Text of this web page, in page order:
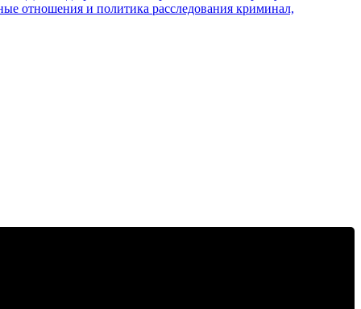
отношения и политика расследования криминал,